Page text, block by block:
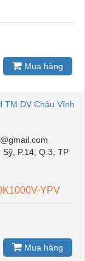
Mua hàng
TM DV Châu Vĩnh
P.14, Q.3, TP
YPV
Mua hàng